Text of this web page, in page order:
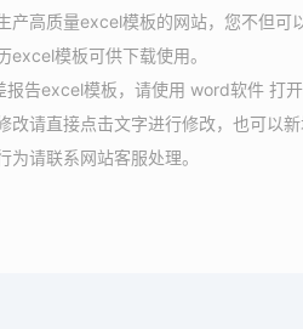
产高质量excel模板的网站，您不但
excel模板可供下载使用。
报告excel模板，请使用 word软件 打
请直接点击文字进行修改，也可以新
请联系网站客服处理。